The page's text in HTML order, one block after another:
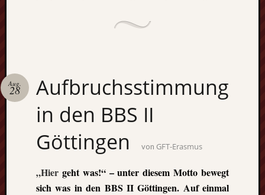
Aufbruchsstimmung
in den BBS II
Göttingen
Aug.
28
von GFT-Erasmus
„Hier geht was!“ – unter diesem Motto bewegt
sich was in den BBS II Göttingen. Auf einmal